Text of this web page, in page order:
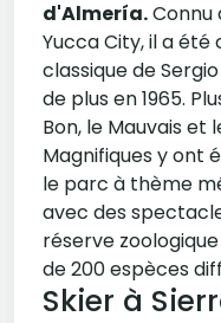
d'Almería.Connu
Yucca City, il a été
classique de
de plus en 1965.
Bon, le Mauvais et
Magnifiques y ont
le parc à thème
avec des
réserve
de 200 espèces
Skier à